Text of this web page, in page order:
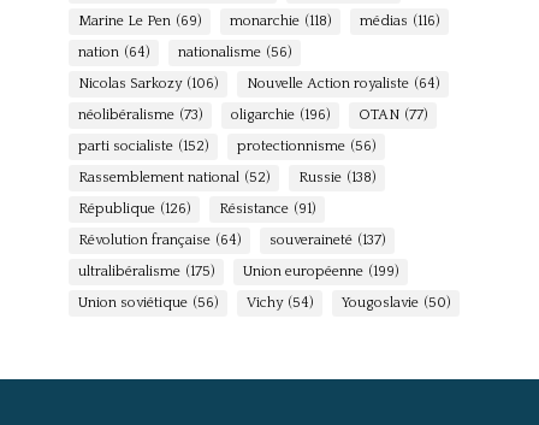
Marine Le Pen (69) monarchie (118) médias (116)
nation (64) nationalisme (56)
Nicolas Sarkozy (106) Nouvelle Action royaliste (64)
néolibéralisme (73) oligarchie (196) OTAN (77)
parti socialiste (152) protectionnisme (56)
Rassemblement national (52) Russie (138)
République (126) Résistance (91)
Révolution française (64) souveraineté (137)
ultralibéralisme (175) Union européenne (199)
Union soviétique (56) Vichy (54) Yougoslavie (50)